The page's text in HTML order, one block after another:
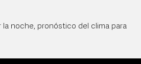
la noche, pronóstico del clima para